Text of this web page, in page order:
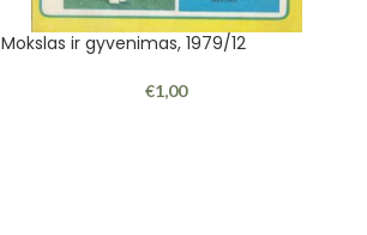
Mokslas ir gyvenimas, 1979/12
€1,00